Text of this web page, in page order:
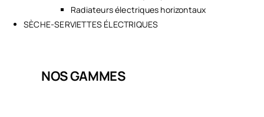
Radiateurs électriques horizontaux
SÈCHE-SERVIETTES ÉLECTRIQUES
NOS GAMMES